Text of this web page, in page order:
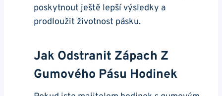
poskytnout ještě lepší výsledky a
prodloužit ‍životnost pásku.
Jak Odstranit Zápach Z
Gumového Pásu Hodinek